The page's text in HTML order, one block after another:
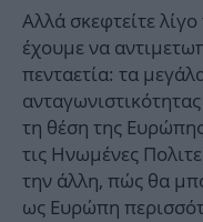
Αλλά σκεφτείτε
έχουμε να
πενταετία: τα
τη θέση της
τις Ηνωμένες
την άλλη, πώς θα
ως Ευρώπη